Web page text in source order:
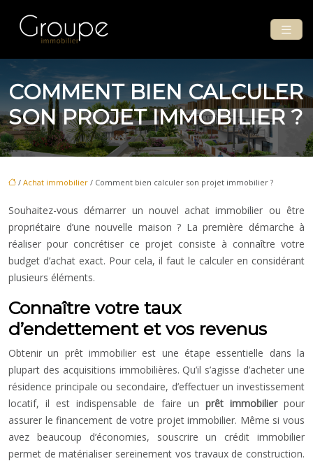
COMMENT BIEN CALCULER
SON PROJET IMMOBILIER ?
/ Achat immobilier / Comment bien calculer son projet immobilier ?
Souhaitez-vous démarrer un nouvel achat immobilier ou être
propriétaire d’une nouvelle maison ? La première démarche à
réaliser pour concrétiser ce projet consiste à connaître votre
budget d’achat exact. Pour cela, il faut le calculer en considérant
plusieurs éléments.
Connaître votre taux
d’endettement et vos revenus
Obtenir un prêt immobilier est une étape essentielle dans la
plupart des acquisitions immobilières. Qu’il s’agisse d’acheter une
résidence principale ou secondaire, d’effectuer un investissement
locatif, il est indispensable de faire un prêt immobilierpour
assurer le financement de votre projet immobilier. Même si vous
avez beaucoup d’économies, souscrire un crédit immobilier
permet de matérialiser sereinement vos travaux de construction.